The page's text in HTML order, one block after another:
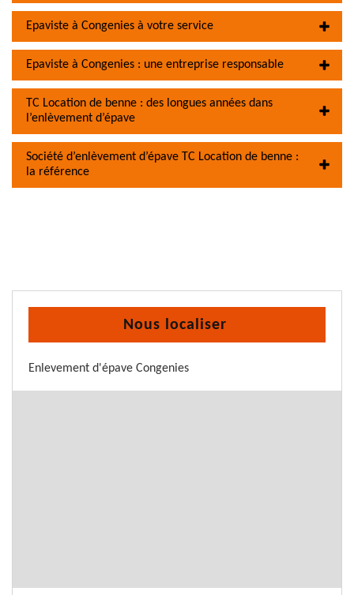
Epaviste à Congenies à votre service
Epaviste à Congenies : une entreprise responsable
TC Location de benne : des longues années dans
l’enlèvement d’épave
Société d’enlèvement d’épave TC Location de benne :
la référence
Nous localiser
Enlevement d'épave Congenies